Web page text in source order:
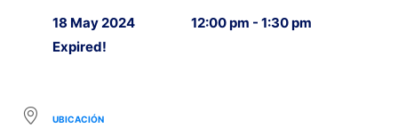
18 May 2024
Expired!
12:00 pm - 1:30 pm
UBICACIÓN